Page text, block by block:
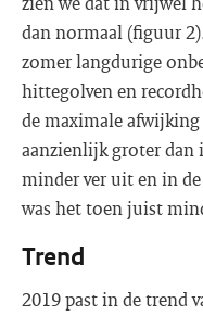
dan normaal (figuur
zomer langdurige
hittegolven en
de maximale
aanzienlijk groter dan
minder ver uit en in
was het toen juist
Trend
2019 past in de trend